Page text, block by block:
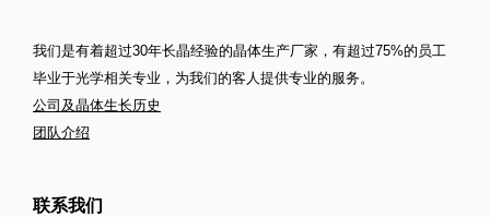
我们是有着超过30年长晶经验的晶体生产厂家，有超过75%的员工
毕业于光学相关专业，为我们的客人提供专业的服务。
公司及晶体生长历史
团队介绍
联系我们